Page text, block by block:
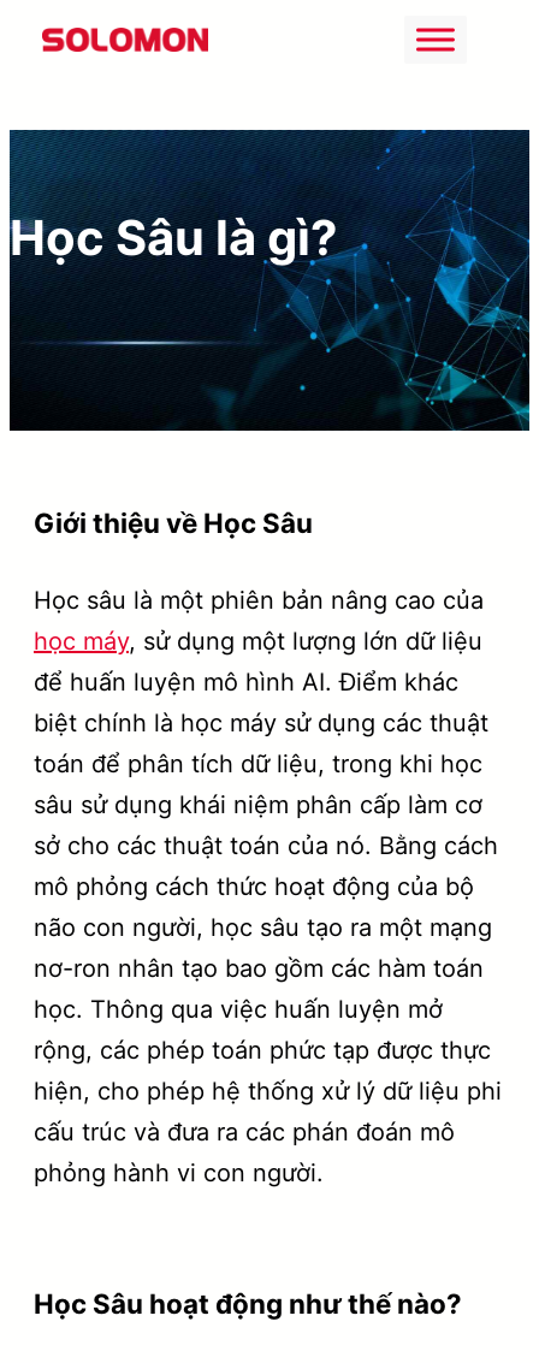
Chuyển
nội
dung
Học Sâu là gì?
Giới thiệu về Học Sâu
Học sâu là một phiên bản nâng cao của
học máy, sử dụng một lượng lớn dữ liệu
để huấn luyện mô hình AI. Điểm khác
biệt chính là học máy sử dụng các thuật
toán để phân tích dữ liệu, trong khi học
sâu sử dụng khái niệm phân cấp làm cơ
sở cho các thuật toán của nó. Bằng cách
mô phỏng cách thức hoạt động của bộ
não con người, học sâu tạo ra một mạng
nơ-ron nhân tạo bao gồm các hàm toán
học. Thông qua việc huấn luyện mở
rộng, các phép toán phức tạp được thực
hiện, cho phép hệ thống xử lý dữ liệu phi
cấu trúc và đưa ra các phán đoán mô
phỏng hành vi con người.
Học Sâu hoạt động như thế nào?